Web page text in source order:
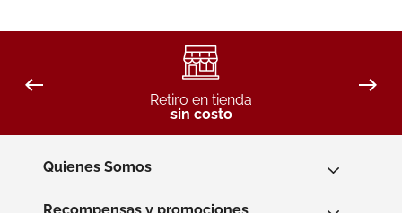
Retiro en tienda
sin costo
Quienes Somos